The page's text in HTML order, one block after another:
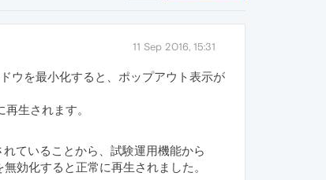
11 Sep 2016, 15:31
ウを最小化すると、ポップアウト表示が
生されます。
ていることから、試験運用機能から
効化すると正常に再生されました。